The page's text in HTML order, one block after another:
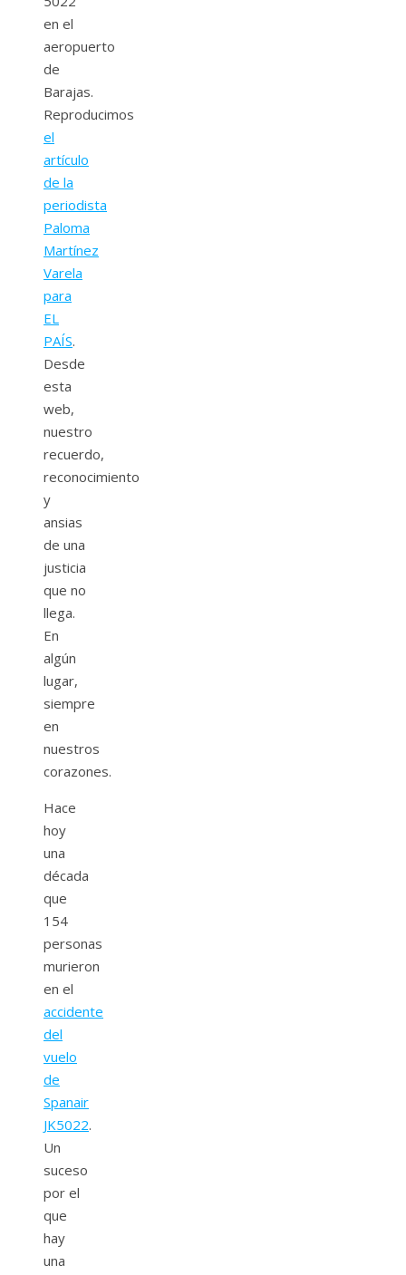
en el
aeropuerto
de
Barajas.
Reproducimos
el
artículo
de la
periodista
Paloma
Martínez
Varela
para
EL
PAÍS.
Desde
esta
web,
nuestro
recuerdo,
reconocimiento
y
ansias
de una
justicia
que no
llega.
En
algún
lugar,
siempre
en
nuestros
corazones.
Hace
hoy
una
década
que
154
personas
murieron
en el
accidente
del
vuelo
de
Spanair
JK5022.
Un
suceso
por el
que
hay
una